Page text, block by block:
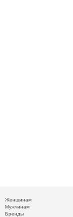
Женщинам
Мужчинам
Бренды